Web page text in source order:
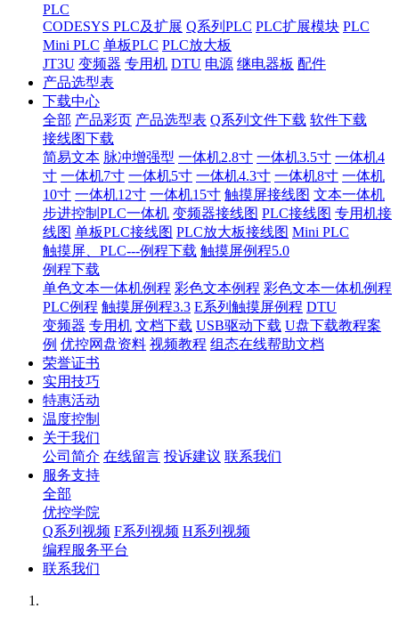
PLC
CODESYS PLC及扩展 Q系列PLC PLC扩展模块 PLC
Mini PLC 单板PLC PLC放大板
JT3U 变频器 专用机 DTU 电源 继电器板 配件
产品选型表
下载中心
全部 产品彩页 产品选型表 Q系列文件下载 软件下载
接线图下载
简易文本 脉冲增强型 一体机2.8寸 一体机3.5寸 一体机4
寸 一体机7寸 一体机5寸 一体机4.3寸 一体机8寸 一体机
10寸 一体机12寸 一体机15寸 触摸屏接线图 文本一体机
步进控制PLC一体机 变频器接线图 PLC接线图 专用机接
线图 单板PLC接线图 PLC放大板接线图 Mini PLC
触摸屏、PLC---例程下载 触摸屏例程5.0
例程下载
单色文本一体机例程 彩色文本例程 彩色文本一体机例程
PLC例程 触摸屏例程3.3 E系列触摸屏例程 DTU
变频器 专用机 文档下载 USB驱动下载 U盘下载教程案
例 优控网盘资料 视频教程 组态在线帮助文档
荣誉证书
实用技巧
特惠活动
温度控制
关于我们
公司简介 在线留言 投诉建议 联系我们
服务支持
全部
优控学院
Q系列视频 F系列视频 H系列视频
编程服务平台
联系我们